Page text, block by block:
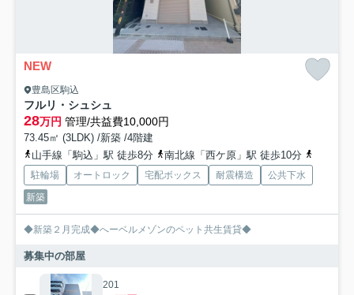
NEW
豊島区駒込
フルリ・シュシュ
28万円 管理/共益費10,000円
73.45㎡ (3LDK) /新築 /4階建
山手線「駒込」駅 徒歩8分
南北線「西ケ原」駅 徒歩10分
駐輪場 オートロック 宅配ボックス 耐震構造
公共下水
新築
◆新築２月完成◆へーベルメゾンのペット共生賃貸◆
募集中の部屋
201